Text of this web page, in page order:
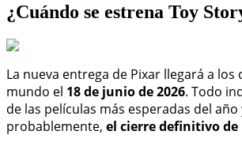
¿Cuándo se estrena Toy
La nueva entrega de Pixar llegará a los
mundo el 18 de junio de 2026. Todo
de las películas más esperadas del año
probablemente, el cierre definitivo de